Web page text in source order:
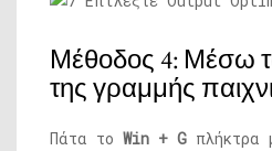
Μέθοδος 4: Μέσω
της γραμμής
Πάτα το Win + G πλήκτρα